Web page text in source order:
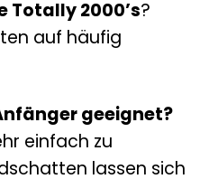
Totally 2000’s?
auf häufig
geeignet?
einfach zu
lassen sich